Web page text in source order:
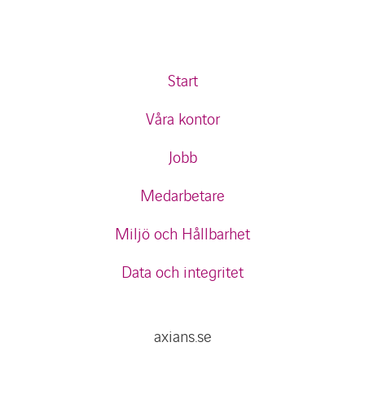
Start
Våra kontor
Jobb
Medarbetare
Miljö och Hållbarhet
Data och integritet
axians.se